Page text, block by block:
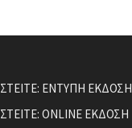
ΕΝΤΥΠΗ ΕΚΔΟΣΗ
ONLINE ΕΚΔΟΣΗ